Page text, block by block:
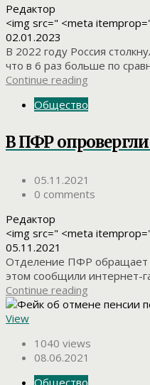
Редактор
<img src=" <meta
02.01.2023
В 2022 году Россия
что в 6 раз больше по
Continue reading
Общество
В ПФР
05.11.2021
0 comments
Редактор
<img src=" <meta
05.11.2021
Отделение ПФР обращает
этом сообщили интернет-
Continue reading
View
1040 views
08.06.2021